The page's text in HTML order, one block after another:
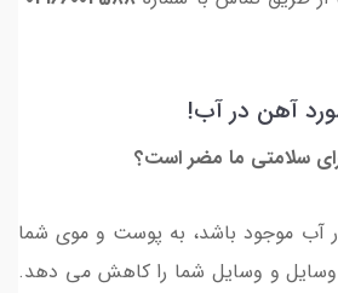
آهن در آب!
سلامتی ما مضر است؟
آب موجود باشد، به پوست و موی شما
و وسایل شما را کاهش می دهد.